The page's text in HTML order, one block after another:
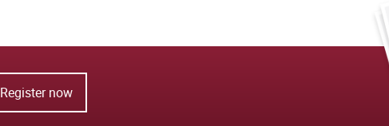
Register now